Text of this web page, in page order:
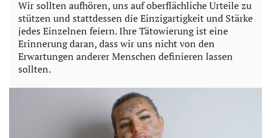
Wir sollten aufhören, uns auf oberflächliche Urteile zu
stützen und stattdessen die Einzigartigkeit und Stärke
jedes Einzelnen feiern. Ihre Tätowierung ist eine
Erinnerung daran, dass wir uns nicht von den
Erwartungen anderer Menschen definieren lassen
sollten.